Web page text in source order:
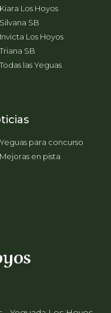
Kiara Los Hoyos
Silvana SB
Invicta Los Hoyos
Triana SB
Todas las Yeguas
Yeguas para concurso
Mejoras en pista